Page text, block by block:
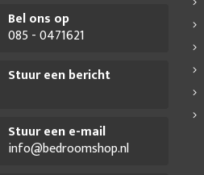
Bel ons op
085 - 0471621
Stuur een bericht
Stuur een e-mail
info@bedroomshop.nl